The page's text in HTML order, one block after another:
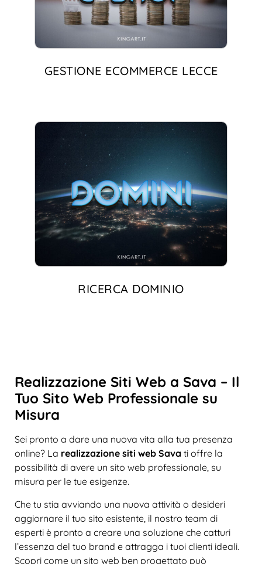
GESTIONE ECOMMERCE LECCE
RICERCA DOMINIO
Realizzazione Siti Web a Sava – Il
Tuo Sito Web Professionale su
Misura
Sei pronto a dare una nuova vita alla tua presenza
online? La realizzazione siti web Sava ti offre la
possibilità di avere un sito web professionale, su
misura per le tue esigenze.
Che tu stia avviando una nuova attività o desideri
aggiornare il tuo sito esistente, il nostro team di
esperti è pronto a creare una soluzione che catturi
l’essenza del tuo brand e attragga i tuoi clienti ideali.
Scopri come un sito web ben progettato può